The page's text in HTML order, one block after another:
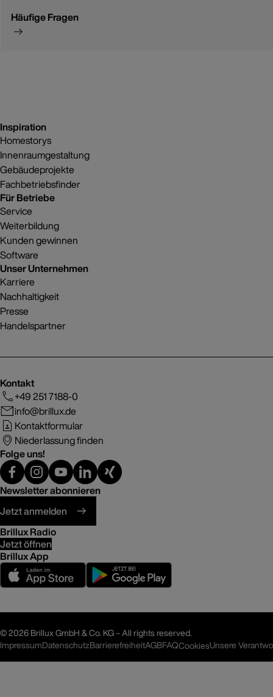
Häufige Fragen
Inspiration
Homestorys
Innenraumgestaltung
Gebäudeprojekte
Fachbetriebsfinder
Für Betriebe
Service
Weiterbildung
Kunden gewinnen
Software
Unser Unternehmen
Karriere
Nachhaltigkeit
Presse
Handelspartner
Kontakt
+49 251 7188-0
info@brillux.de
Kontaktformular
Niederlassung finden
Folge uns!
Newsletter abonnieren
Jetzt anmelden
Brillux Radio
Jetzt öffnen
Brillux App
©2026 Brillux GmbH & Co. KG – All rights reserved.
ImpressumDatenschutzBarrierefreiheitAGBFAQCookiesUnsere